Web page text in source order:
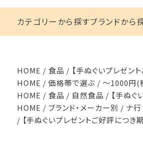
カテゴリーから探すブランドから
HOME 食品
【手ぬぐいプレゼン
HOME
価格帯で選ぶ ～1000円(
HOME
食品 自然食品
【手ぬ
HOME
ブランド・メーカー別 ナ行
【手ぬぐいプレゼントご好評につ